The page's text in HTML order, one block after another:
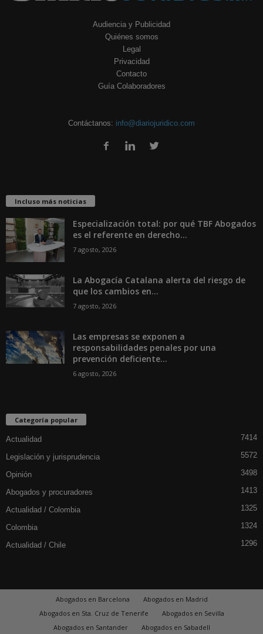
Audiencia y Publicidad
Quiénes somos
Legal
Privacidad
Contacto
Guía Colaboradores
Contáctanos: info@diariojuridico.com
Incluso más noticias
Especialización total: por qué TBF Abogados
es el referente en derecho...
7 agosto, 2026
La Abogacía Catalana alerta del riesgo de
que los cambios en...
7 agosto, 2026
Las empresas se exponen a
responsabilidades penales por una
prevención deficiente...
6 agosto, 2026
Categoría popular
Actualidad 7414
Legislación y jurisprudencia 5572
Opinión 3498
Abogados y procuradores 1413
Actualidad / Colombia 1325
Colombia 1324
Actualidad / Chile 1296
Abogados en Barcelona
Abogados en Madrid
Abogados en Sta. Cruz de Tenerife
Abogados en Sevilla
Abogados en Santander
Abogados en Sabadell